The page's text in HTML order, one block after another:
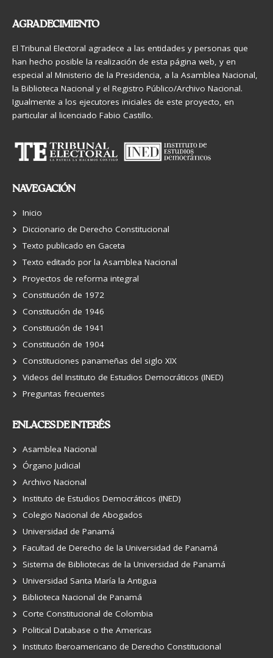
AGRADECIMIENTO
El Tribunal Electoral agradece a las entidades y personas que
han hecho posible la realización de esta página web, y en
especial al Ministerio de la Presidencia, a la Asamblea Nacional,
la Biblioteca Nacional y el Registro Público/Archivo Nacional.
Igualmente a los ejecutores iniciales de este proyecto, en
particular al licenciado Fabio Castillo.
NAVEGACIÓN
Inicio
Diccionario de Derecho Constitucional
Texto publicado en Gaceta
Texto editado por la Asamblea Nacional
Proyectos de reforma integral
Constitución de 1972
Constitución de 1946
Constitución de 1941
Constitución de 1904
Constituciones panameñas del siglo XIX
Videos del Instituto de Estudios Democráticos (INED)
Preguntas frecuentes
ENLACES DE INTERÉS
Asamblea Nacional
Órgano Judicial
Archivo Nacional
Instituto de Estudios Democráticos (INED)
Colegio Nacional de Abogados
Universidad de Panamá
Facultad de Derecho de la Universidad de Panamá
Sistema de Bibliotecas de la Universidad de Panamá
Universidad Santa María la Antigua
Biblioteca Nacional de Panamá
Corte Constitucional de Colombia
Political Database o the Americas
Instituto Iberoamericano de Derecho Constitucional